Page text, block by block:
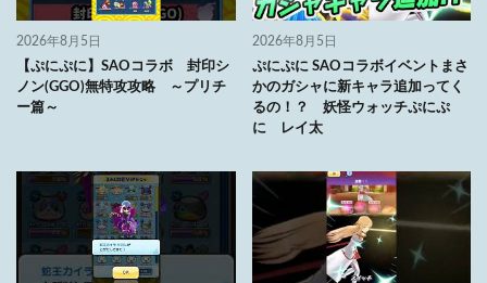
2026年8月5日
【ぷにぷに】SAOコラボ 封印シ
ノン(GGO)無特攻攻略 ～プリチ
ー篇～
2026年8月5日
ぷにぷに SAOコラボイベントまさ
かのガシャに新キャラ追加ってく
るの！？ 妖怪ウォッチぷにぷ
に レイ太